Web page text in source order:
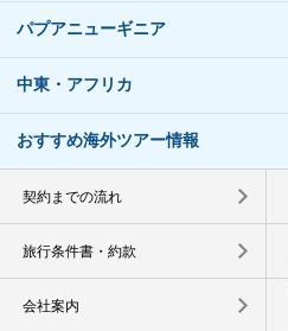
パプアニューギニア
中東・アフリカ
おすすめ海外ツアー情報
契約までの流れ
旅行条件書・約款
会社案内